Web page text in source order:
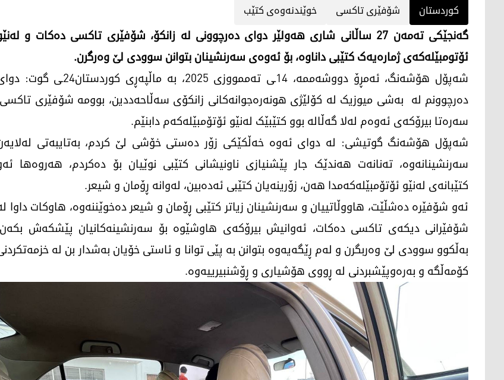
کوردستان شۆفێری تاكسی خوێندنەوەی کتێب
گەنجێکی تەمەن 27 ساڵانی شاری هەولێر دوای دەرچوونی لە زانکۆ، شۆفێری تاکسی دەکات و
ئۆتومبێلەکەی ژمارەیەک کتێبی داناوە، بۆ ئەوەی سەرنشینان بتوانن سوودی لێ وەرگرن.
شەپۆل هۆشەنگ، ئەمڕۆ دووشەممە، 14ـی تەممووزی 2025، بە ماڵپەڕی کوردستان24ـی
دەرچوونم لە بەشی میوزیک لە کۆلێژی هونەرەجوانەکانی زانکۆی سەڵاحەددین، بوومه‌ شۆفێری
سەرەتا بیرۆکەی ئەوەم لەلا گەڵالە بوو کتێبێک لەنێو ئۆتۆمبێلەکەم دابنێم.
شەپۆل هۆشەنگ گوتیشی: لە دوای ئەوە خەڵکێکی زۆر دەستی خۆشی لێ کردم، بەتایبەتی
سەرنشینانەوە، تەنانەت هەندێک جار پێشنیازی ناونیشانی کتێبی نوێیان بۆ دەکردم، هەروەها
کتێبانەی لەنێو ئۆتۆمبێلەکەمدا هەن، زۆرینەیان کتێبی ئەدەبین، لەوانە ڕۆمان و شیعر.
ئەو شۆفێرە ده‌شڵێت، هاووڵاتییان و سەرنشینان زیاتر کتێبی ڕۆمان و شیعر دەخوێننەوە، هاوکات داوا
شۆفێرانی دیکەی تاکسی دەکات، ئەوانیش بیرۆکەی هاوشێوە بۆ سه‌رنشینه‌كانیان پێشكه‌ش
به‌ڵكوو سوودی لێ وه‌ربگرن و له‌م ڕێگه‌یه‌وه‌ بتوانن به‌ پێی توانا و ئاستی خۆیان به‌شدار بن له‌
كۆمه‌ڵگه‌ و به‌ره‌وپێشبردنی له‌ ڕووی هۆشیاری و ڕۆشنبیرییه‌وه‌.